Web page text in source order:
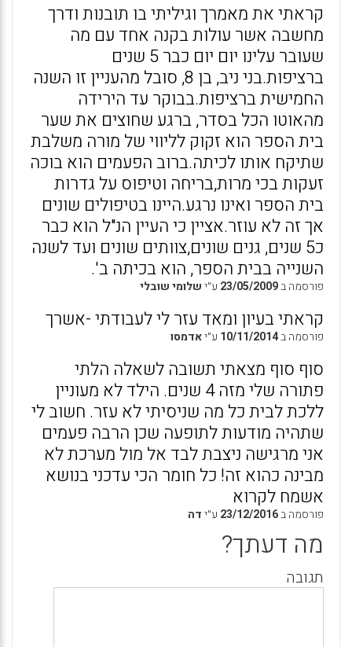
קראתי את מאמרך וגיליתי בו תובנות ודרך
מחשבה אשר עולות בקנה אחד עם מה
שעובר עלינו יום יום כבר 5 שנים
ברציפות.בני ניב, בן 8, סובל מהעניין זו השנה
החמישית ברציפות.בבוקר עד הירידה
מהאוטו הכל בסדר, ברגע שחוצים את שער
בית הספר הוא זקוק לליווי של מורה משלבת
שתיקח אותו לכיתה.ברוב הפעמים הוא בוכה
זעקות בכי מרות,בריחה וטיפוס על גדרות
בית הספר ואינו נרגע.היינו בטיפולים שונים
אך זה לא עוזר.אציין כי העיין הנ"ל הוא כבר
כ5 שנים, גנים שונים,צוותים שונים ועד לשנה
השנייה בבית הספר, הוא בכיתה ב'.
פורסמה ב23/05/2009 ע״ישלומי שובלי
קראתי בעיון ומאד עזר לי לעבודתי -אשרך
פורסמה ב10/11/2014 ע״יאדמסו
סוף סוף מצאתי תשובה לשאלה הלתי
פתורה שלי מזה 4 שנים. הילד לא מעוניין
ללכת לבית כל מה שניסיתי לא עזר. חשוב לי
שתהיה מודעות לתופעה שכן הרבה פעמים
אני מרגישה ניצבת לבד אל מול מערכת לא
מבינה כהוא זה! כל חומר הכי עדכני בנושא
אשמח לקרוא
פורסמה ב23/12/2016 ע״ידה
מה דעתך?
תגובה